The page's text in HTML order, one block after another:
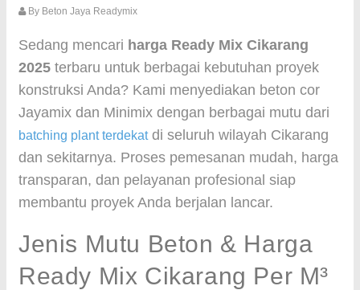
By Beton Jaya Readymix
Sedang mencari harga Ready Mix Cikarang
2025 terbaru untuk berbagai kebutuhan proyek
konstruksi Anda? Kami menyediakan beton cor
Jayamix dan Minimix dengan berbagai mutu dari
batching plant terdekatdi seluruh wilayah Cikarang
dan sekitarnya. Proses pemesanan mudah, harga
transparan, dan pelayanan profesional siap
membantu proyek Anda berjalan lancar.
Jenis Mutu Beton & Harga
Ready Mix Cikarang Per M³